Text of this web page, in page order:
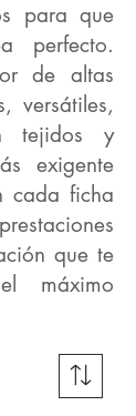
para que
perfecto.
de altas
versátiles,
tejidos y
exigente
cada ficha
que te
máximo